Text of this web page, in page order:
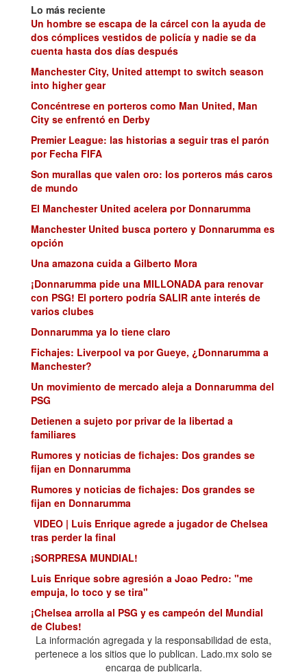
Lo más reciente
Un hombre se escapa de la cárcel con la ayuda de
dos cómplices vestidos de policía y nadie se da
cuenta hasta dos días después
Manchester City, United attempt to switch season
into higher gear
Concéntrese en porteros como Man United, Man
City se enfrentó en Derby
Premier League: las historias a seguir tras el parón
por Fecha FIFA
Son murallas que valen oro: los porteros más caros
de mundo
El Manchester United acelera por Donnarumma
Manchester United busca portero y Donnarumma es
opción
Una amazona cuida a Gilberto Mora
¡Donnarumma pide una MILLONADA para renovar
con PSG! El portero podría SALIR ante interés de
varios clubes
Donnarumma ya lo tiene claro
Fichajes: Liverpool va por Gueye, ¿Donnarumma a
Manchester?
Un movimiento de mercado aleja a Donnarumma del
PSG
Detienen a sujeto por privar de la libertad a
familiares
Rumores y noticias de fichajes: Dos grandes se
fijan en Donnarumma
Rumores y noticias de fichajes: Dos grandes se
fijan en Donnarumma
VIDEO | Luis Enrique agrede a jugador de Chelsea
tras perder la final
¡SORPRESA MUNDIAL!
Luis Enrique sobre agresión a Joao Pedro: "me
empuja, lo toco y se tira"
¡Chelsea arrolla al PSG y es campeón del Mundial
de Clubes!
La información agregada y la responsabilidad de esta,
pertenece a los sitios que lo publican. Lado.mx solo se
encarga de publicarla.